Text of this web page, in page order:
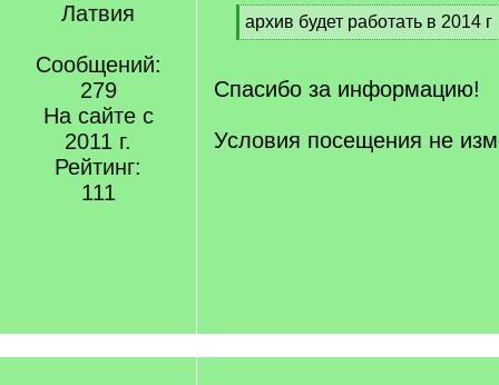
Латвия
Сообщений:
279
На сайте с
2011 г.
Рейтинг:
111
[
q
архив будет работать в 2014 г
[
q
]
Спасибо за информацию!
Условия посещения не